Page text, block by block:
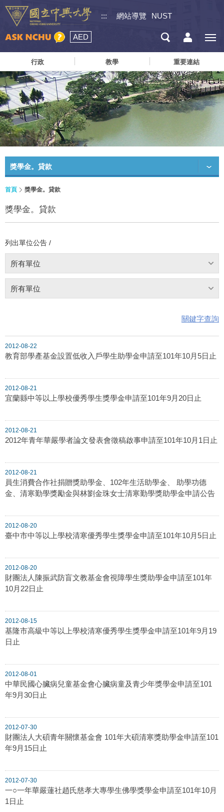
::: 網站導覽 NUST
AED
行政 教學 重要連結
獎學金。貸款
首頁 獎學金。貸款
獎學金。貸款
列出單位公告 /
所有單位
所有單位
關鍵字查詢
2012-08-22
教育部學產基金設置低收入戶學生助學金申請至101年10月5日止
2012-08-21
宜蘭縣中等以上學校優秀學生獎學金申請至101年9月20日止
2012-08-21
2012年青年華嚴學者論文發表會徵稿啟事申請至101年10月1日止
2012-08-21
員生消費合作社捐贈獎助學金、102年生活助學金、 助學功德
金、清寒勤學獎勵金與林劉金珠女士清寒勤學獎助學金申請公告
2012-08-20
臺中市中等以上學校清寒優秀學生獎學金申請至101年10月5日止
2012-08-20
財團法人陳振武防盲文教基金會視障學生獎助學金申請至101年
10月22日止
2012-08-15
基隆市高級中等以上學校清寒優秀學生獎學金申請至101年9月19
日止
2012-08-01
中華民國心臟病兒童基金會心臟病童及青少年獎學金申請至101
年9月30日止
2012-07-30
財團法人大碩青年關懷基金會 101年大碩清寒獎助學金申請至101
年9月15日止
2012-07-30
一○一年華嚴蓮社趙氏慈孝大專學生佛學獎學金申請至101年10月
1日止